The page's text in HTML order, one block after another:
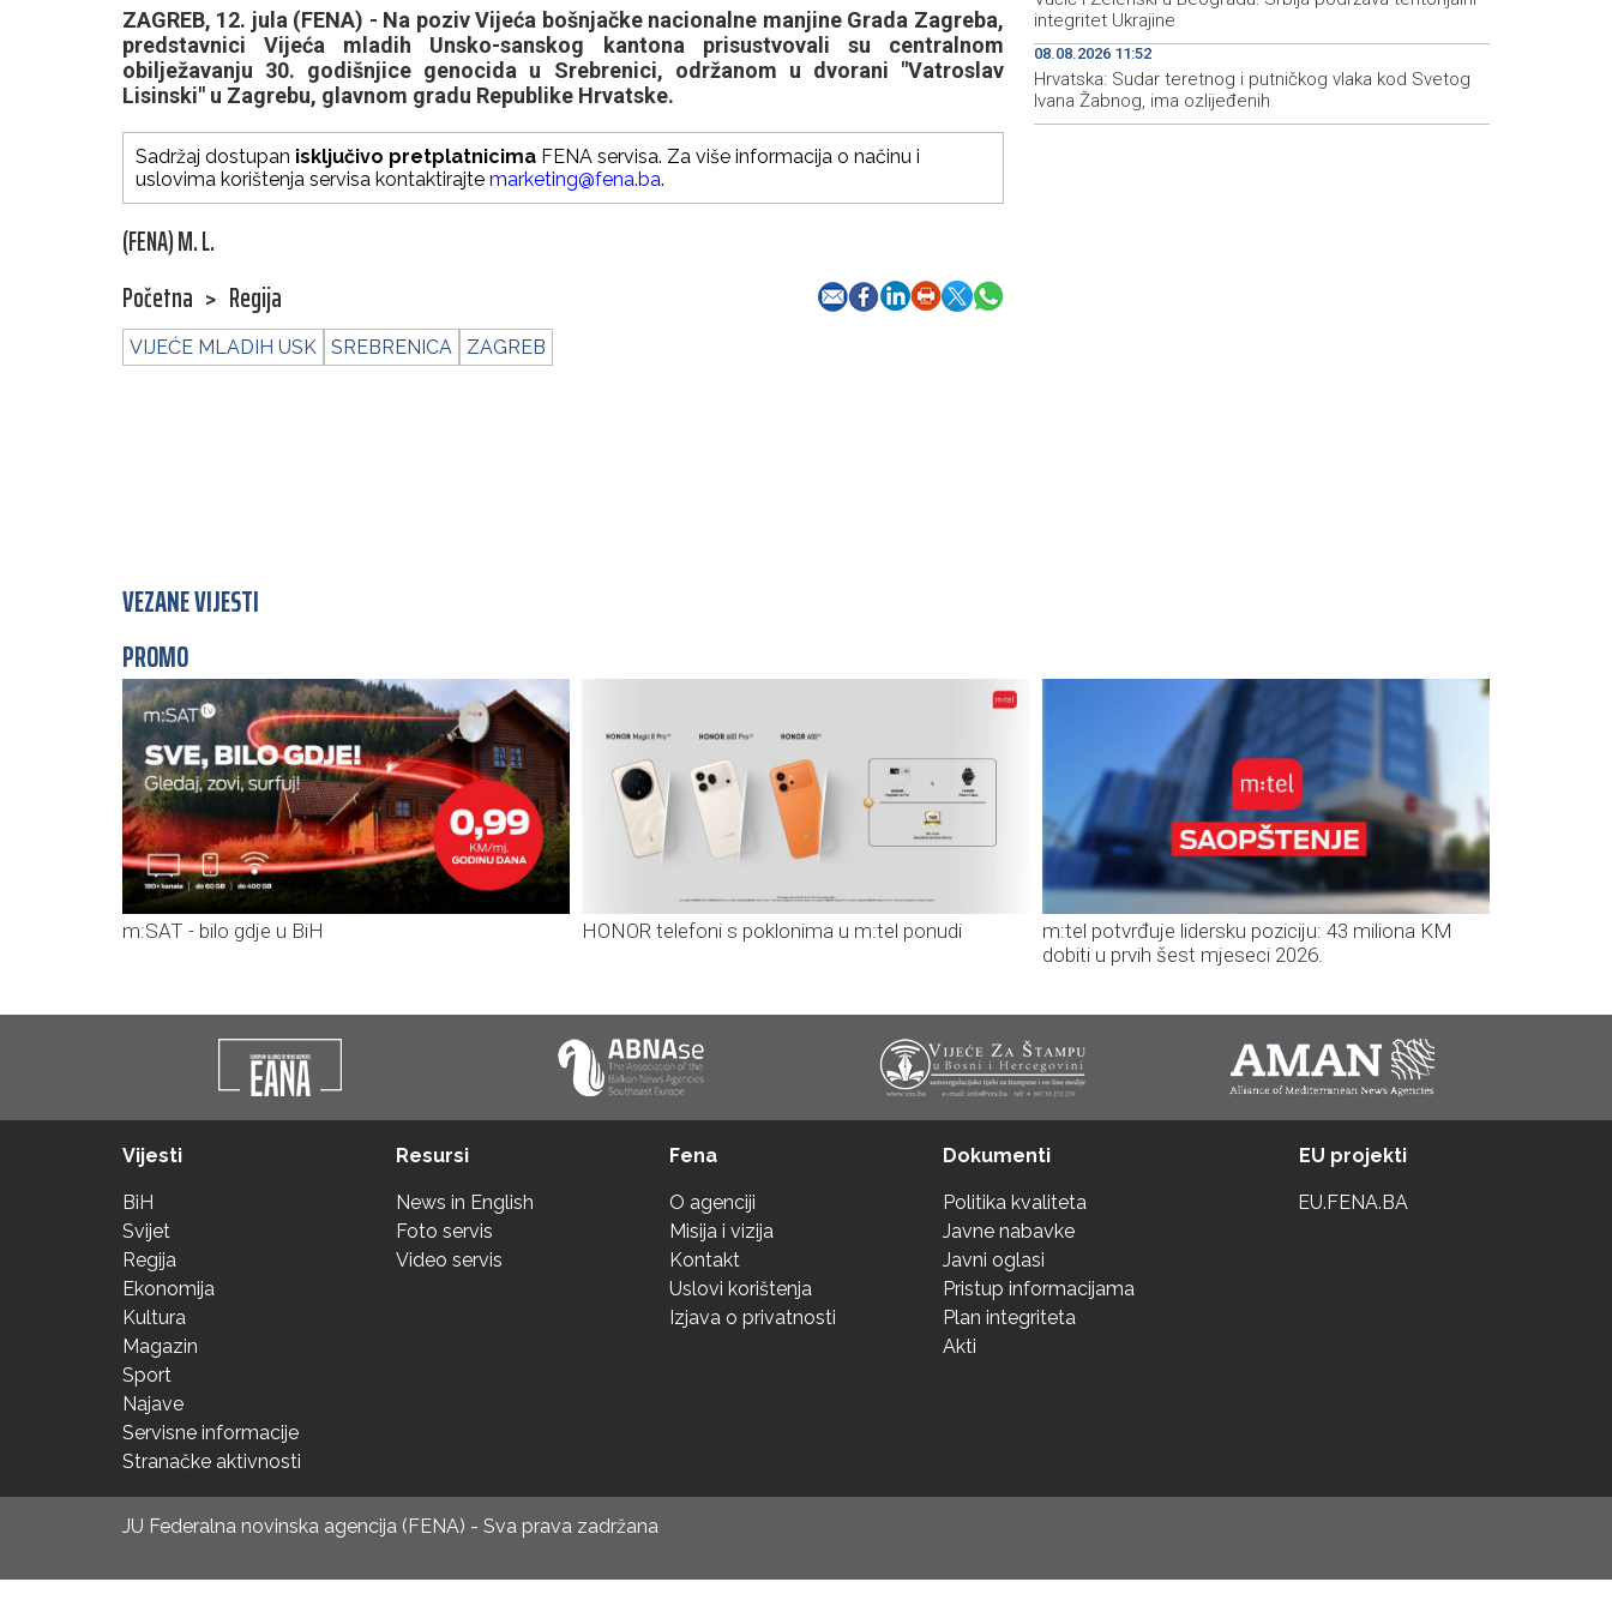
ZAGREB, 12. jula (FENA) - Na poziv Vijeća bošnjačke nacionalne manjine Grada Zagreba,
predstavnici Vijeća mladih Unsko-sanskog kantona prisustvovali su centralnom
obilježavanju 30. godišnjice genocida u Srebrenici, održanom u dvorani "Vatroslav
Lisinski" u Zagrebu, glavnom gradu Republike Hrvatske.
Sadržaj dostupan isključivo pretplatnicima FENA servisa. Za više informacija o načinu i
uslovima korištenja servisa kontaktirajte marketing@fena.ba.
(FENA) M. L.
Početna > Regija
VIJEĆE MLADIH USK SREBRENICA ZAGREB
integritet Ukrajine
08.08.2026 11:52
Hrvatska: Sudar teretnog i putničkog vlaka kod Svetog
Ivana Žabnog, ima ozlijeđenih
VEZANE VIJESTI
PROMO
m:SAT - bilo gdje u BiH HONOR telefoni s poklonima u m:tel ponudi
m:tel potvrđuje lidersku poziciju: 43 miliona KM
dobiti u prvih šest mjeseci 2026.
Vijesti
BiH
Svijet
Regija
Ekonomija
Kultura
Magazin
Sport
Najave
Servisne informacije
Stranačke aktivnosti
Resursi
News in English
Foto servis
Video servis
Fena
O agenciji
Misija i vizija
Kontakt
Uslovi korištenja
Izjava o privatnosti
Dokumenti
Politika kvaliteta
Javne nabavke
Javni oglasi
Pristup informacijama
Plan integriteta
Akti
EU projekti
EU.FENA.BA
JU Federalna novinska agencija (FENA) - Sva prava zadržana